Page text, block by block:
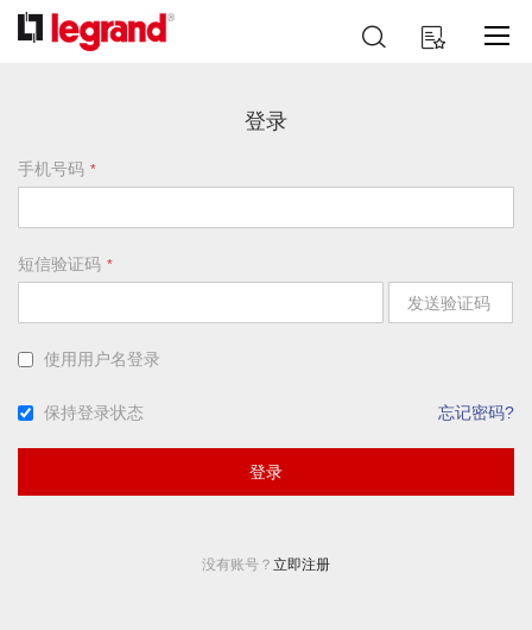
跳
到
我的购物车
索
登录
手机号码
短信验证码
发送验证码
使用用户名登录
保持登录状态 忘记密码?
登录
没有账号？ 立即注册